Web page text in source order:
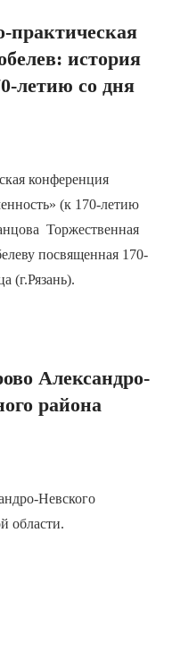
практическая
история
летию со дня
конференция
(к 170-летию
Торжественная
посвященная 170-
(г.Рязань).
Александро-
района
Невского
области.